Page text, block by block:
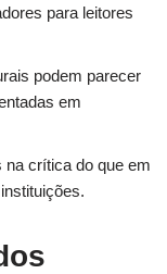
para leitores
podem parecer
em
crítica do que em